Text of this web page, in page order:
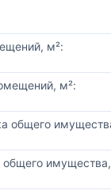
м²:
м²:
общего